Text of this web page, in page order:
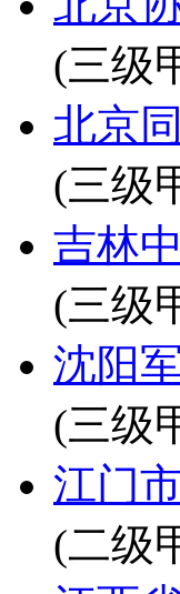
(三级
北京
(三级
吉林
(三级
沈阳
(三级
江门
(二级